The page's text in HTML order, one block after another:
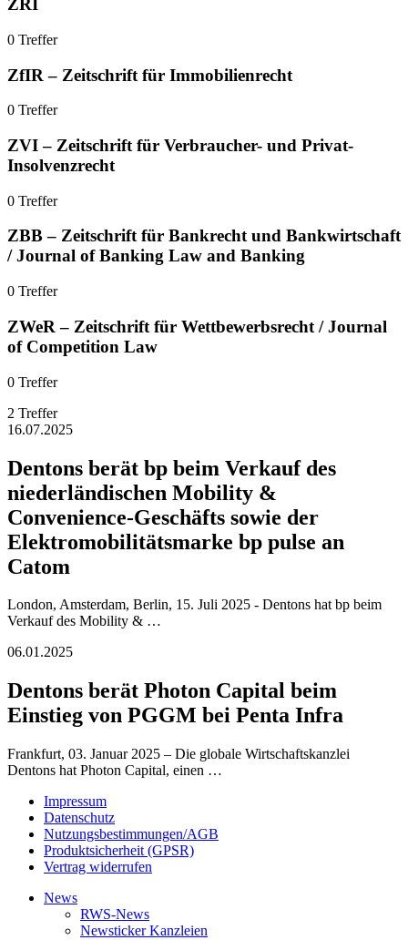
ZRI
0 Treffer
ZfIR – Zeitschrift für Immobilienrecht
0 Treffer
ZVI – Zeitschrift für Verbraucher- und Privat-
Insolvenzrecht
0 Treffer
ZBB – Zeitschrift für Bankrecht und Bankwirtschaft
/ Journal of Banking Law and Banking
0 Treffer
ZWeR – Zeitschrift für Wettbewerbsrecht / Journal
of Competition Law
0 Treffer
2 Treffer
16.07.2025
Dentons berät bp beim Verkauf des
niederländischen Mobility &
Convenience-Geschäfts sowie der
Elektromobilitätsmarke bp pulse an
Catom
London, Amsterdam, Berlin, 15. Juli 2025 - Dentons hat bp beim
Verkauf des Mobility & …
06.01.2025
Dentons berät Photon Capital beim
Einstieg von PGGM bei Penta Infra
Frankfurt, 03. Januar 2025 – Die globale Wirtschaftskanzlei
Dentons hat Photon Capital, einen …
Impressum
Datenschutz
Nutzungsbestimmungen/AGB
Produktsicherheit (GPSR)
Vertrag widerrufen
News
RWS-News
Newsticker Kanzleien